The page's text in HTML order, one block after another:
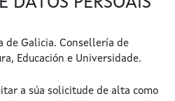
de Galicia. Consellería de
Educación e Universidade.
a súa solicitude de alta como